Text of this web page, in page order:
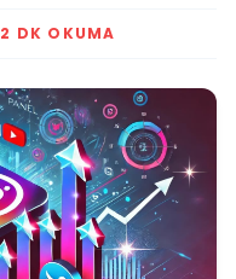
2 DK OKUMA